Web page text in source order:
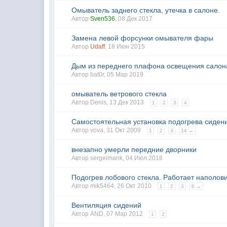
Омыватель заднего стекла, утечка в салоне.
АвторSven536,08 Дек 2017
Замена левой форсунки омывателя фары
Автор Udaff, 18 Июн 2015
Дым из переднего плафона освещения
Автор bat0r,05 Мар 2019
омыватель ветрового стекла
Автор Denis, 13 Дек 2013 1 2 3 4
Самостоятельная установка подогрева
Авторvova,31 Окт 2009 1 2 3 14 →
внезапно умерли передние дворники
Авторsergeimank,04 Июл 2018
Подогрев лобового стекла. Работает
Автор mik5464,26 Окт 2010 1 2 3 6 →
Вентиляция сидений
АвторAND,07 Мар 2012 1 2